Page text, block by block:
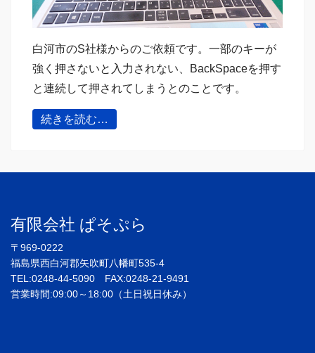
白河市のS社様からのご依頼です。一部のキーが
強く押さないと入力されない、BackSpaceを押す
と連続して押されてしまうとのことです。
続きを読む…
有限会社 ぱそぷら
〒969-0222
福島県西白河郡矢吹町八幡町535-4
TEL:0248-44-5090 FAX:0248-21-9491
営業時間:09:00～18:00（土日祝日休み）